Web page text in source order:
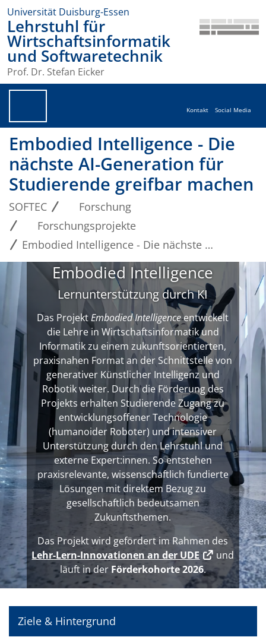
Universität Duisburg-Essen
Lehrstuhl für
Wirtschaftsinformatik
und Softwaretechnik
Prof. Dr. Stefan Eicker
Kontakt Social Media
Embodied Intelligence - Die
nächste AI-Generation für
Studierende greifbar machen
SOFTEC
Forschung
Forschungsprojekte
Embodied Intelligence - Die nächste AI-Generation für Studierende greifbar machen
Embodied Intelligence
Lernunterstützung durch KI
Das ProjektEmbodied Intelligenceentwickelt
die Lehre in Wirtschaftsinformatik und
Informatik zu einem zukunftsorientierten,
praxisnahen Format an der Schnittstelle von
generativer Künstlicher Intelligenz und
Robotik weiter. Durch die Förderung des
Projekts erhalten Studierende Zugang zu
entwicklungsoffener Technologie
(humanoider Roboter) und intensiver
Unterstützung durch den Lehrstuhl und
externe Expert:innen. So entstehen
praxisrelevante, wissenschaftlich fundierte
Lösungen mit direktem Bezug zu
gesellschaftlich bedeutsamen
Zukunftsthemen.
Das Projekt wird gefördert im Rahmen des
Lehr-Lern-Innovationen an der UDE
und
läuft in der Förderkohorte 2026.
Ziele & Hintergrund